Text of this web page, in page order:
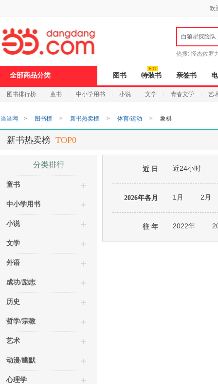
欢
白狼星探险队
热搜: 怪杰佐罗
全部商品分类 图书 特装书 亲签书
图书排行榜 童书 中小学用书 小说 文学 青春文学 艺
打
开
无
障
页
加
当当网 > 图书榜 > 新书热卖榜 > 体育/运动 > 象棋
新书热卖榜 TOP0
分类排行
童书
中小学用书
小说
文学
外语
成功/励志
历史
哲学/宗教
艺术
动漫/幽默
心理学
近 日 近24小时
2026年各月 1月 2月
往 年 2022年